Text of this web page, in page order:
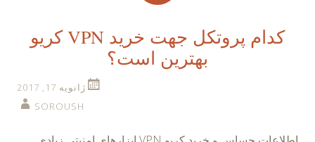
کدام پروتکل جهت خرید VPN کریو
بهترین است؟
ژانویه 17, 2017
SOROUSH